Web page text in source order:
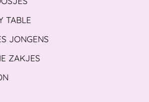
TABLE
JONGENS
ZAKJES